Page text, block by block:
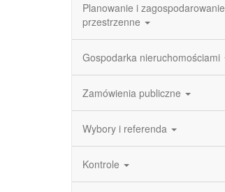
Planowanie i zagospodarowanie
przestrzenne
Gospodarka nieruchomościami
Zamówienia publiczne
Wybory i referenda
Kontrole